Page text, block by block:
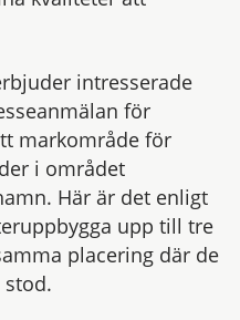
intresserade
för
markområde för
i området
Här är det enligt
upp till tre
placering där de